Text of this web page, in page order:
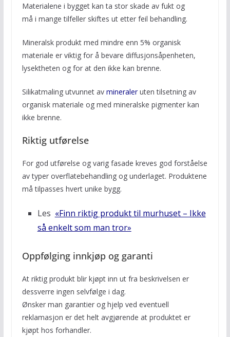
Materialene i bygget kan ta stor skade av fukt og
må i mange tilfeller skiftes ut etter feil behandling.
Mineralsk produkt med mindre enn 5% organisk
materiale er viktig for å bevare diffusjonsåpenheten,
lysektheten og for at den ikke kan brenne.
Silikatmaling utvunnet av mineraler uten tilsetning av
organisk materiale og med mineralske pigmenter kan
ikke brenne.
Riktig utførelse
For god utførelse og varig fasade kreves god forståelse
av typer overflatebehandling og underlaget. Produktene
må tilpasses hvert unike bygg.
Les «Finn riktig produkt til murhuset – Ikke
så enkelt som man tror»
Oppfølging innkjøp og garanti
At riktig produkt blir kjøpt inn ut fra beskrivelsen er
dessverre ingen selvfølge i dag.
Ønsker man garantier og hjelp ved eventuell
reklamasjon er det helt avgjørende at produktet er
kjøpt hos forhandler.